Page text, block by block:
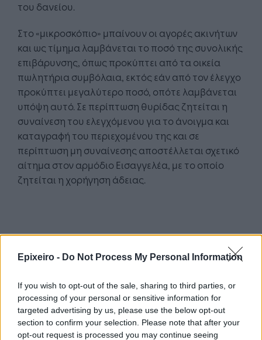
Epixeiro - Do Not Process My Personal Information
If you wish to opt-out of the sale, sharing to third parties, or
processing of your personal or sensitive information for
targeted advertising by us, please use the below opt-out
section to confirm your selection. Please note that after your
opt-out request is processed you may continue seeing
του δανείου.
Στο «μικροσκόπιο» μπαίνουν οι αγορές ακινήτων
και ως τίμημα λαμβάνεται το ποσό της συνολικής
επιβάρυνσης, όπως προκύπτει από τα οικεία
πωλητήρια συμβόλαια, εκτός εάν από τον έλεγχο
προκύπτει μεγαλύτερο ποσό, οπότε λαμβάνεται
υπόψη αυτό. Σε περίπτωση θυρίδας ζητείται η
συναίνεση του ελεγχόμενου για το άνοιγμα και
καταγραφή του περιεχομένου της και σε
περίπτωση μη συναίνεσης αποστέλλεται σχετικό
αίτημα στον αρμόδιο Εισαγγελέα, με το οποίο
ζητείται η χορήγηση άδειας.
Ακολουθήστε το στο Google News
και μάθετε πρώτοι όλα τα επιχειρηματικά νέα